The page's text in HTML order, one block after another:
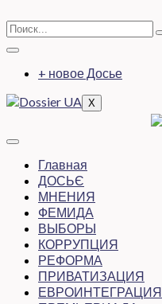
+ новое Досье
X
Главная
ДОСЬЄ
МНЕНИЯ
ФЕМИДА
ВЫБОРЫ
КОРРУПЦИЯ
РЕФОРМА
ПРИВАТИЗАЦИЯ
ЕВРОИНТЕГРАЦИЯ